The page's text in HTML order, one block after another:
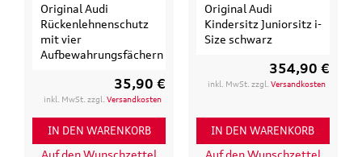
Original Audi
Rückenlehnenschutz
mit vier
Aufbewahrungsfächern
35,90 €
inkl. MwSt. zzgl.Versandkosten
IN DEN WARENKORB
Auf den Wunschzettel
Original Audi
Kindersitz Juniorsitz i-
Size schwarz
354,90 €
inkl. MwSt. zzgl. Versandkosten
IN DEN WARENKORB
Auf den Wunschzettel